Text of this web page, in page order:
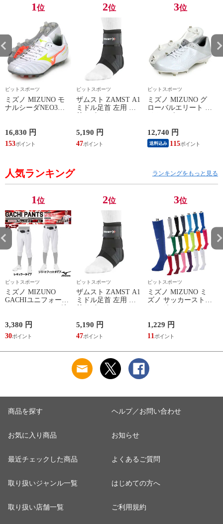
1位
ピットスポーツ
ミズノ MIZUNO モ
ナルシーダNEO3
カースパイク ワイド
26AW (P1GA262154)
16,830 円
153
2位
ピットスポーツ
ザムスト ZAMST A1
ミドル足首 左用 足
首サポーター 13SS
5,190 円
47
3位
ピットスポーツ
ミズノ MIZUNO グ
ローバルエリート ラ
イトレボエリート2
白 シューズ 軽量
24SS (11GM241001)
12,740 円
送料込み 115
人気ランキング ランキングをもっと見る
1位
ピットスポーツ
ミズノ MIZUNO
GACHIユニフォーム
ォーム 練習用ユニフ
ォームパンツ GACHI
PANTS
3,380 円
30
2位
ピットスポーツ
ザムスト ZAMST A1
ミドル足首 左用 足
5,190 円
47
3位
ピットスポーツ
ミズノ MIZUNO ミ
ズノ サッカーストッ
23SS(P2MXA060)
1,229 円
11
商品を探す
お気に入り商品
最近チェックした商品
取り扱いジャンル一覧
取り扱い店舗一覧
ヘルプ／お問い合わせ
お知らせ
よくあるご質問
はじめての方へ
ご利用規約